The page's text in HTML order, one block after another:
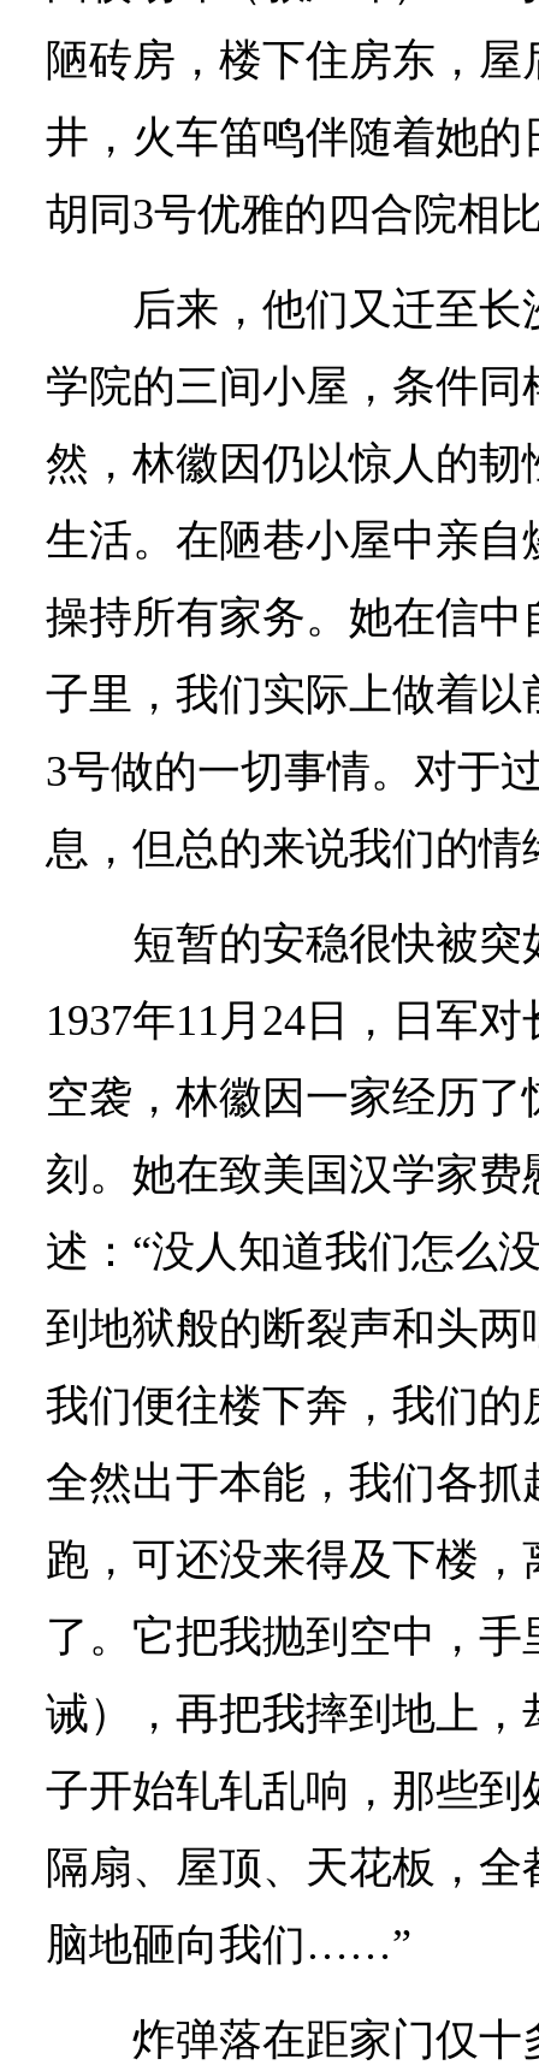
陋砖房，楼下住房东，
井，火车笛鸣伴随着她
胡同3号优雅的四合院相
后来，他们又迁至
学院的三间小屋，条件
然，林徽因仍以惊人的
生活。在陋巷小屋中亲
操持所有家务。她在信中
子里，我们实际上做着
3号做的一切事情。对于
息，但总的来说我们的情
短暂的安稳很快被
1937年11月24日，日军
空袭，林徽因一家经历
刻。她在致美国汉学家
述：“没人知道我们怎么
到地狱般的断裂声和头
我们便往楼下奔，我们
全然出于本能，我们各
跑，可还没来得及下楼
了。它把我抛到空中，
诫），再把我摔到地上
子开始轧轧乱响，那些
隔扇、屋顶、天花板，
脑地砸向我们……”
炸弹落在距家门仅